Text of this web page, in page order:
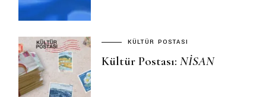
KÜLTÜR POSTASI
Kültür Postası:NISAN